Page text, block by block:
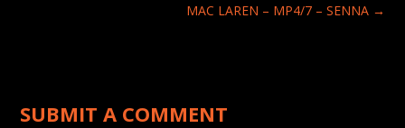
MAC LAREN – MP4/7 – SENNA →
SUBMIT A COMMENT